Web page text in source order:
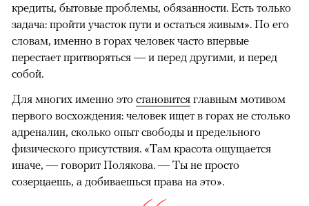
кредиты, бытовые проблемы, обязанности. Есть только
задача: пройти участок пути и остаться живым». По его
словам, именно в горах человек часто впервые
перестает притворяться — и перед другими, и перед
собой.
Для многих именно это становится главным мотивом
первого восхождения: человек ищет в горах не столько
адреналин, сколько опыт свободы и предельного
физического присутствия. «Там красота ощущается
иначе, — говорит Полякова. — Ты не просто
созерцаешь, а добиваешься права на это».